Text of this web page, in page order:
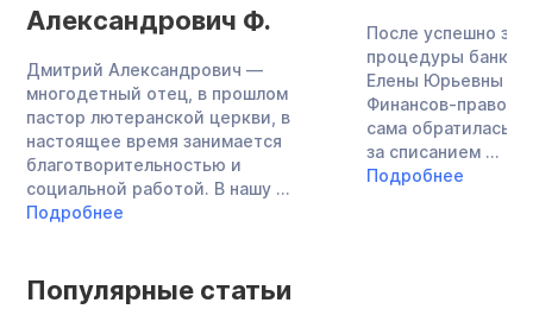
Александрович Ф.
Дмитрий Александрович —
многодетный отец, в прошлом
пастор лютеранской церкви, в
настоящее время занимается
благотворительностью и
социальной работой. В нашу ...
Подробнее
После успешно
процедуры
Елены Юрьевны
Финансов-
сама обратилась
за списанием ...
Подробнее
Популярные статьи